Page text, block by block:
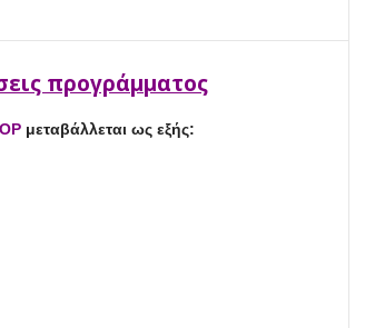
προγράμματος
μεταβάλλεται ως εξής: